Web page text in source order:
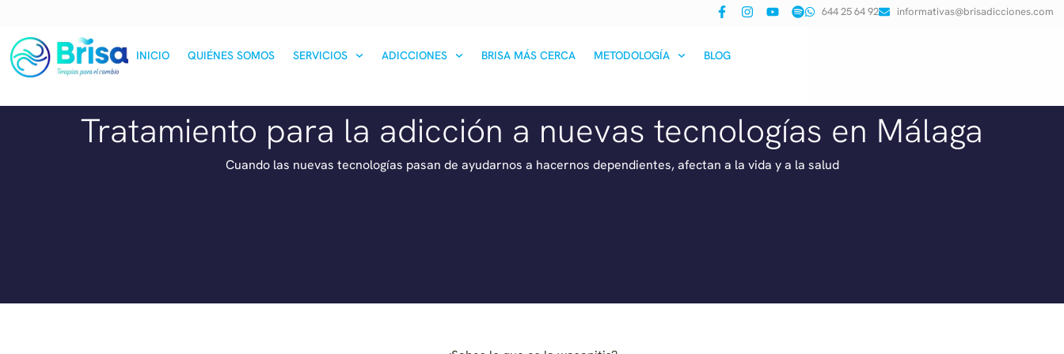
644 25 64 92 informativas@brisadicciones.com
INICIO QUIÉNES SOMOS SERVICIOS ADICCIONES BRISA MÁS CERCA METODOLOGÍA BLOG
Tratamiento para la adicción a nuevas tecnologías en Málaga
Cuando las nuevas tecnologías pasan de ayudarnos a hacernos dependientes, afectan a la vida y a la salud